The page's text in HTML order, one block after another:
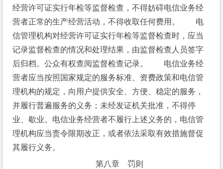
经营许可证实行年检等监督检查，不得妨碍电信业务经
营者正常的生产经营活动，不得收取任何费用。　　电
信管理机构对经营许可证实行年检等监督检查时，应当
记录监督检查的情况和处理结果，由监督检查人员签字
后归档。公众有权查阅监督检查记录。　　电信业务经
营者应当按照国家规定的服务标准、资费政策和电信管
理机构的规定，向用户提供安全、方便、稳定的服务，
并履行普遍服务的义务；未经发证机关批准，不得停
业、歇业。电信业务经营者不履行上述义务的，电信管
理机构应当责令限期改正，或者依法采取有效措施督促
其履行义务。
第八章　罚则